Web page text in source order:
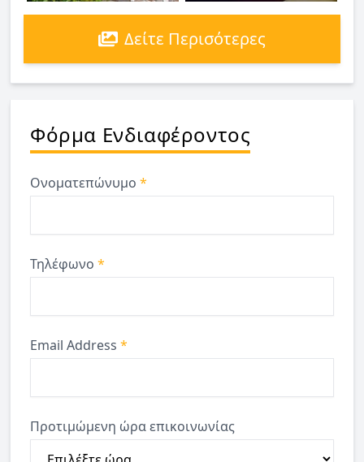
Δείτε Περισότερες
Φόρμα Ενδιαφέροντος
Ονοματεπώνυμο *
Τηλέφωνο *
Email Address *
Προτιμώμενη ώρα επικοινωνίας